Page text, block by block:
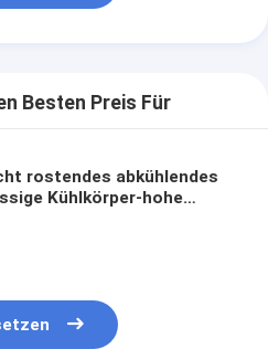
Besten Preis Für
rostendes abkühlendes
Kühlkörper-hohe